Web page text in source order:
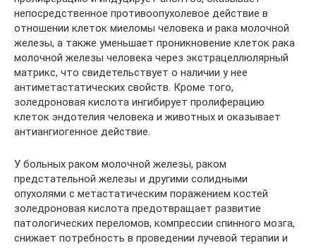
непосредственное противоопухолевое действие в
отношении клеток миеломы человека и рака молочной
железы, а также уменьшает проникновение клеток рака
молочной железы человека через экстрацеллюлярный
матрикс, что свидетельствует о наличии у нее
антиметастатических свойств. Кроме того,
золедроновая кислота ингибирует пролиферацию
клеток эндотелия человека и животных и оказывает
антиангиогенное действие.
У больных раком молочной железы, раком
предстательной железы и другими солидными
опухолями с метастатическим поражением костей
золедроновая кислота предотвращает развитие
патологических переломов, компрессии спинного мозга,
снижает потребность в проведении лучевой терапии и